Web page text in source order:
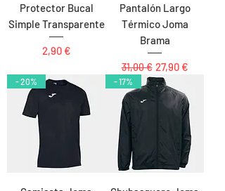
Protector Bucal
Simple Transparente
Precio
2,90 €
Pantalón Largo
Térmico Joma
Brama
Precio
31,00 € Precio de oferta
27,90 €
- 20% - 17%